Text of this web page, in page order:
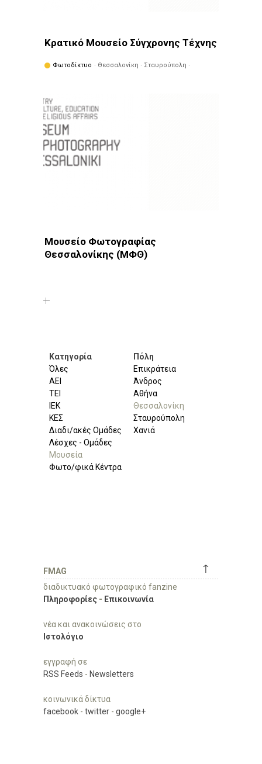
Κρατικό Μουσείο Σύγχρονης Τέχνης
Φωτοδίκτυο · Θεσσαλονίκη · Σταυρούπολη ·
Μουσείο Φωτογραφίας
Θεσσαλονίκης (ΜΦΘ)
Κατηγορία
Όλες
ΑΕΙ
ΤΕΙ
ΙΕΚ
ΚΕΣ
Διαδι/ακές Ομάδες
Λέσχες - Ομάδες
Μουσεία
Φωτο/φικά Κέντρα
Πόλη
Επικράτεια
Άνδρος
Αθήνα
Θεσσαλονίκη
Σταυρούπολη
Χανιά
↑
FMAG
διαδικτυακό φωτογραφικό fanzine
Πληροφορίες - Επικοινωνία
νέα και ανακοινώσεις στο
Ιστολόγιο
εγγραφή σε
RSS Feeds - Newsletters
κοινωνικά δίκτυα
facebook - twitter - google+